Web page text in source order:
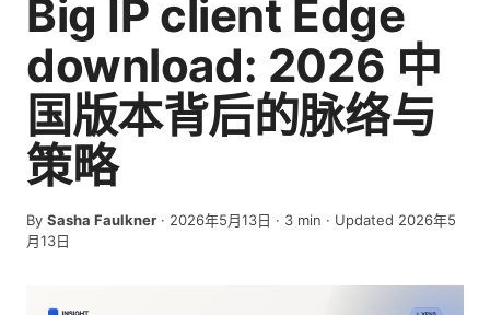
Big IP client Edge
download: 2026 中
国版本背后的脉络与
策略
By Sasha Faulkner · 2026年5月13日 · 3 min · Updated 2026年5
月13日